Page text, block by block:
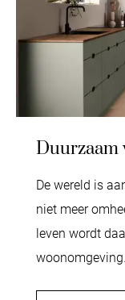
Duurzaam
De wereld is
niet meer
leven wordt